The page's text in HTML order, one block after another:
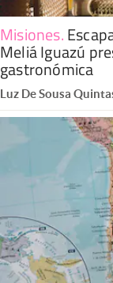
Misiones.
Meliá Iguazú
gastronómica
Luz De Sousa